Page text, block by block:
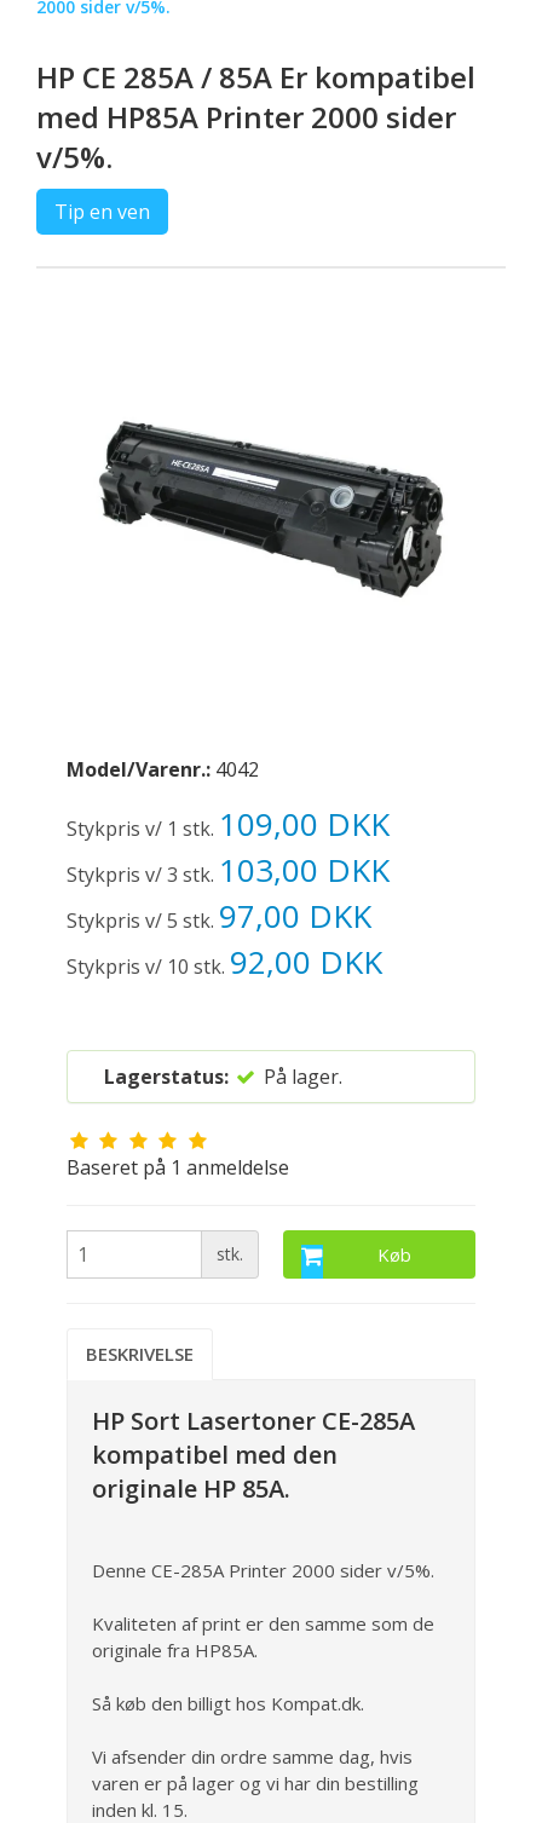
2000 sider v/5%.
HP CE 285A / 85A Er kompatibel
med HP85A Printer 2000 sider
v/5%.
Tip en ven
Model/Varenr.: 4042
Stykpris v/ 1 stk. 109,00 DKK
Stykpris v/ 3 stk. 103,00 DKK
Stykpris v/ 5 stk. 97,00 DKK
Stykpris v/ 10 stk. 92,00 DKK
Lagerstatus: På lager.
Baseret på 1 anmeldelse
stk. Køb
BESKRIVELSE
HP Sort Lasertoner CE-285A
kompatibel med den
originale HP 85A.
Denne CE-285A Printer 2000 sider v/5%.
Kvaliteten af print er den samme som de
originale fra HP85A.
Så køb den billigt hos Kompat.dk.
Vi afsender din ordre samme dag, hvis
varen er på lager og vi har din bestilling
inden kl. 15.